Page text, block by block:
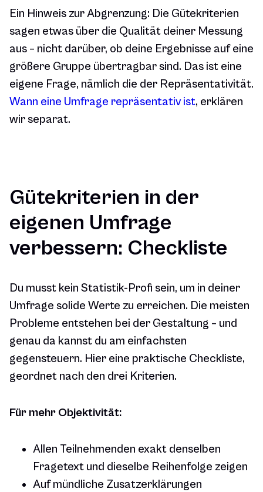
Ein Hinweis zur Abgrenzung: Die Gütekriterien
sagen etwas über die Qualität deiner Messung
aus – nicht darüber, ob deine Ergebnisse auf eine
größere Gruppe übertragbar sind. Das ist eine
eigene Frage, nämlich die der Repräsentativität.
Wann eine Umfrage repräsentativ ist, erklären
wir separat.
Gütekriterien in der
eigenen Umfrage
verbessern: Checkliste
Du musst kein Statistik-Profi sein, um in deiner
Umfrage solide Werte zu erreichen. Die meisten
Probleme entstehen bei der Gestaltung – und
genau da kannst du am einfachsten
gegensteuern. Hier eine praktische Checkliste,
geordnet nach den drei Kriterien.
Für mehr Objektivität:
Allen Teilnehmenden exakt denselben
Fragetext und dieselbe Reihenfolge zeigen
Auf mündliche Zusatzerklärungen